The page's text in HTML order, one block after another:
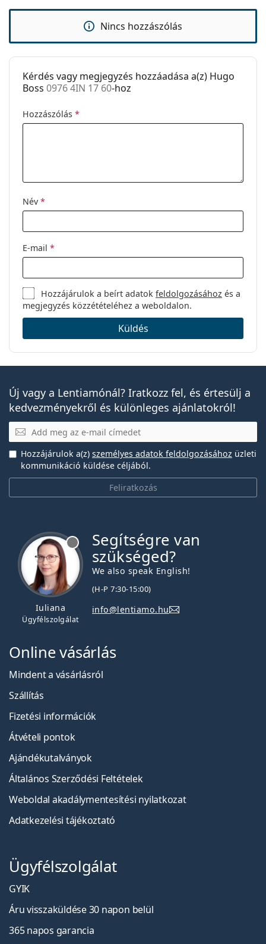
használati útmutatót.
Igen
Tisztítókendő:
Igen
Egyéb
Nem:
Férfi
Márka:
Nincs hozzászólás
Kérdés vagy megjegyzés hozzáadása a(z) Hugo
Boss 0976 4IN 17 60-hoz
Hozzászólás *
Név *
E-mail *
Hozzájárulok a beírt adatokfeldolgozásához és a
megjegyzés közzétételéhez a weboldalon.
Küldés
Új vagy a Lentiamónál? Iratkozz fel, és értesülj a
kedvezményekről és különleges ajánlatokról!
E-mail
Feliratkozás
Hozzájárulok a(z) személyes adatok feldolgozásához üzleti
kommunikáció küldése céljából.
Iuliana
Ügyfélszolgálat
Segítségre van
szükséged?
We also speak English!
(H-P 7:30-15:00)
info@lentiamo.hu
Online vásárlás
Mindent a vásárlásról
Szállítás
Fizetési információk
Átvételi pontok
Ajándékutalványok
Általános Szerződési Feltételek
Weboldal akadálymentesítési nyilatkozat
Adatkezelési tájékoztató
Ügyfélszolgálat
GYIK
Áru visszaküldése 30 napon belül
365 napos garancia